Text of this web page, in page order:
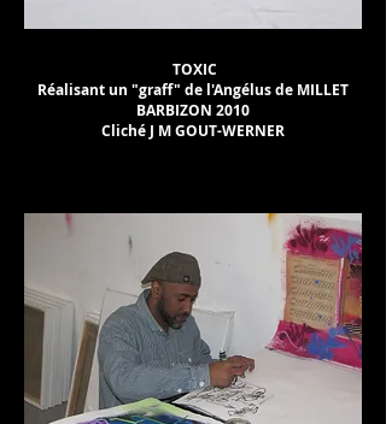
TOXIC
Réalisant un "graff" de l'Angélus de MILLET
BARBIZON 2010
Cliché J M GOUT-WERNER